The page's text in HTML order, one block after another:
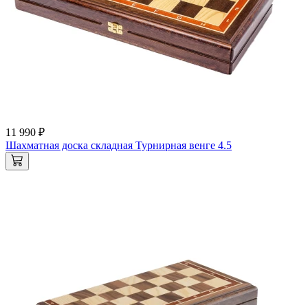
11 990 ₽
Шахматная доска складная Турнирная венге 4.5